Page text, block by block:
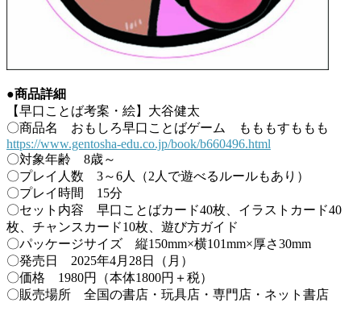
●商品詳細
【早口ことば考案・絵】大谷健太
〇商品名 おもしろ早口ことばゲーム もももすももも
https://www.gentosha-edu.co.jp/book/b660496.html
〇対象年齢 8歳～
〇プレイ人数 3～6人（2人で遊べるルールもあり）
〇プレイ時間 15分
〇セット内容 早口ことばカード40枚、イラストカード40
枚、チャンスカード10枚、遊び方ガイド
〇パッケージサイズ 縦150mm×横101mm×厚さ30mm
〇発売日 2025年4月28日（月）
〇価格 1980円（本体1800円＋税）
〇販売場所 全国の書店・玩具店・専門店・ネット書店